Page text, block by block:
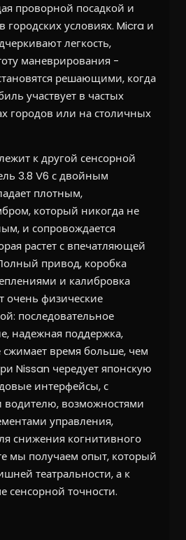
проворной посадкой и
городских условиях. Micra и
легкость,
маневрирования -
решающими, когда
участвует в частых
городов или на столичных
к другой сенсорной
3.8 V6 с двойным
плотным,
который никогда не
и сопровождается
растет с впечатляющей
привод, коробка
и калибровка
очень физические
последовательное
надежная поддержка,
сжимает время больше, чем
Nissan чередует японскую
интерфейсы, с
возможностями
управления,
снижения когнитивного
мы получаем опыт, который
театральности, а к
сенсорной точности.